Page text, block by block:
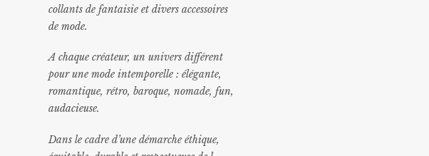
collants de fantaisie et divers accessoires
de mode.
A chaque créateur, un univers différent
pour une mode intemporelle : élégante,
romantique, rétro, baroque, nomade, fun,
audacieuse.
Dans le cadre d’une démarche éthique,